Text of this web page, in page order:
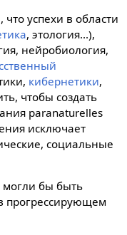
успехи в области
, этология...),
нейробиология,
кибернетики,
чтобы создать
paranaturelles
исключает
социальные
бы быть
прогрессирующем